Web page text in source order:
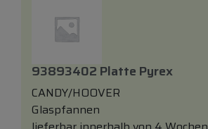
93893402 Platte Pyrex
CANDY/HOOVER
Glaspfannen